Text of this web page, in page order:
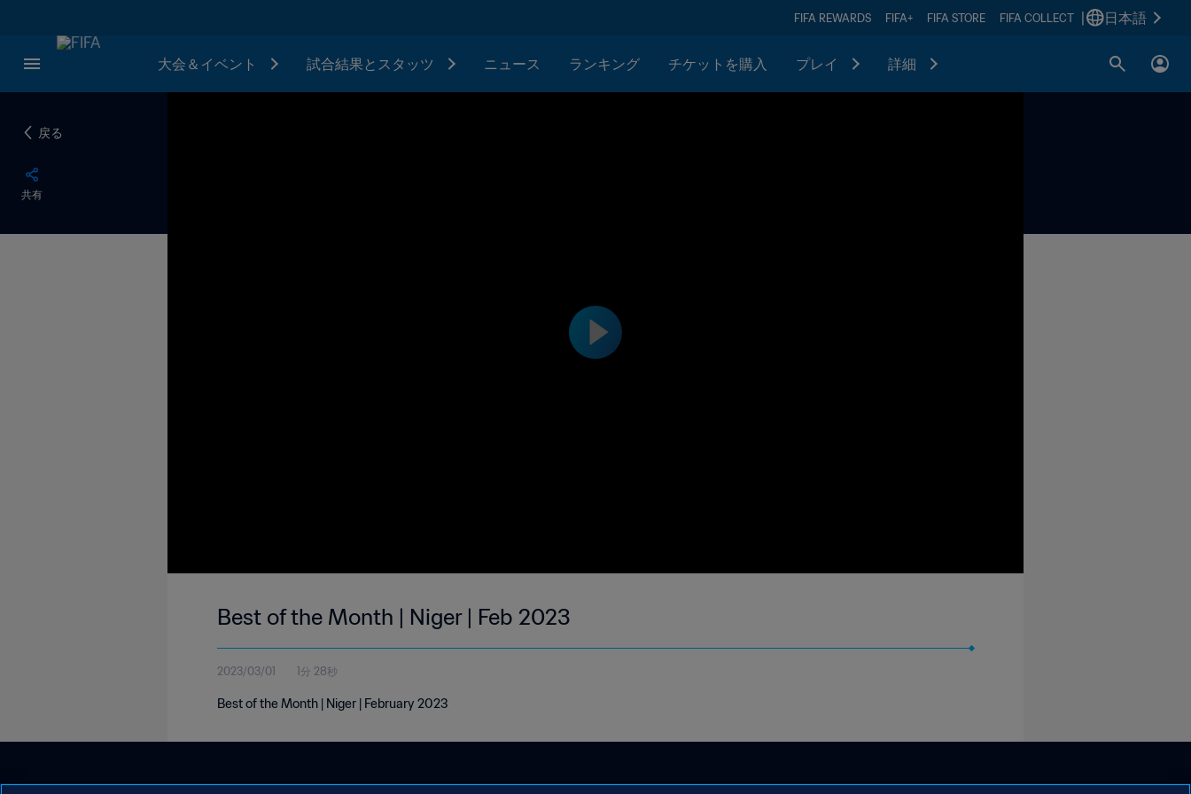
FIFA REWARDS FIFA+ FIFA STORE FIFA COLLECT 日本語
大会＆イベント 試合結果とスタッツ ニュース ランキング チケットを購入 プレイ 詳細
戻る
共有
Best of the Month | Niger | Feb 2023
2023/03/01 1分 28秒
Best of the Month | Niger | February 2023